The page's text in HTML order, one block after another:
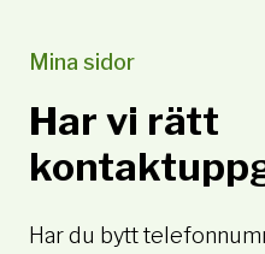
Mina sidor
Har vi rätt
Har du bytt